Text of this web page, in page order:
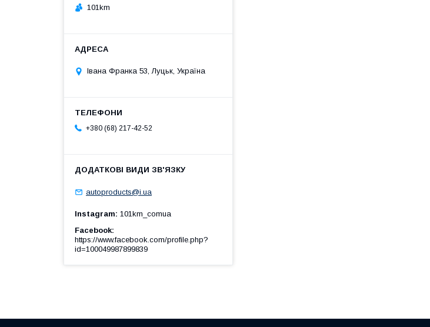
101km
Івана Франка 53, Луцьк, Україна
+380 (68) 217-42-52
autoproducts@i.ua
Instagram 101km_comua
Facebook
https://www.facebook.com/profile.php?
id=100049987899839